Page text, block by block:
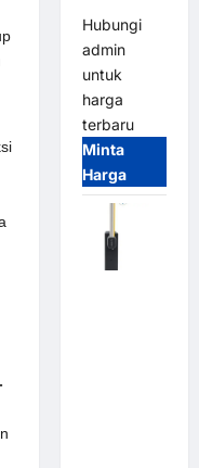
Hubungi
admin
untuk
harga
terbaru
Minta
Harga